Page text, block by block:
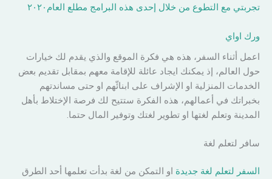
تجربتي مع التطوع من خلال إحدى هذه البرامج مطلع العام٢٠٢٠
ورك اواي
اعمل أثناء السفر، هذه هي فكرة الموقع والذي يقدم لك خيارات
حول العالم، إذ يمكنك ايجاد عائلة للإقامة معهم بمقابل تقديم بعض
الخدمات المنزلية او الإشراف على ابنائّهم او حتى مساندتهم
بخبراتك في أعمالهم، هذه الفكرة ستتيح لك فرصة الإختلاط بأهل
المدينة وتعلم لغتها او تطوير لغتك وتوفير المال حتما.
سافر لتعلم لغة
السفر لتعلم لغة جديدة او التمكن من لغة بدأت تعلمها أحد الطرق